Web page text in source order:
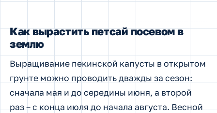
Как вырастить петсай посевом в
землю
Выращивание пекинской капусты в открытом
грунте можно проводить дважды за сезон:
сначала мая и до середины июня, а второй
раз – с конца июля до начала августа. Весной